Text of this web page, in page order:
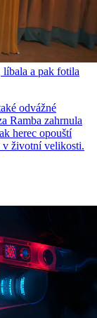
líbala a pak fotila
odvážné
Ramba zahrnula
herec opouští
v životní velikosti.